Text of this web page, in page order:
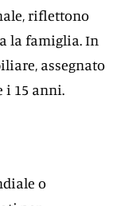
riflettono
la famiglia. In
assegnato
i 15 anni.
o